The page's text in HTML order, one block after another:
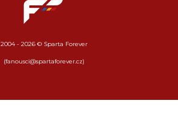
2004 - 2026 © Sparta Forever
(fanousci@spartaforever.cz)